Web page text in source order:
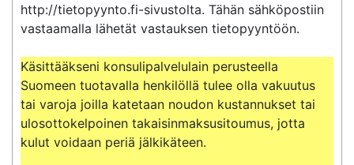
http://tietopyynto.fi-sivustolta. Tähän sähköpostiin
vastaamalla lähetät vastauksen tietopyyntöön.
Käsittääkseni konsulipalvelulain perusteella
Suomeen tuotavalla henkilöllä tulee olla vakuutus
tai varoja joilla katetaan noudon kustannukset tai
ulosottokelpoinen takaisinmaksusitoumus, jotta
kulut voidaan periä jälkikäteen.